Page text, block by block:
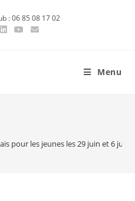
: 06 85 08 17 02
Menu
pour les jeunes les 29 juin et 6